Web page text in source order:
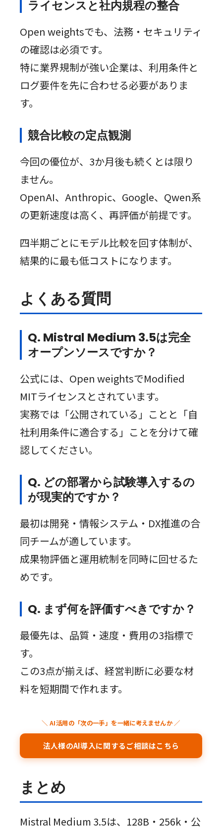
ライセンスと社内規程の整合
Open weightsでも、法務・セキュリティ
の確認は必須です。
特に業界規制が強い企業は、利用条件と
ログ要件を先に合わせる必要がありま
す。
競合比較の定点観測
今回の優位が、3か月後も続くとは限り
ません。
OpenAI、Anthropic、Google、Qwen系
の更新速度は高く、再評価が前提です。
四半期ごとにモデル比較を回す体制が、
結果的に最も低コストになります。
よくある質問
Q. Mistral Medium 3.5は完全
オープンソースですか？
公式には、Open weightsでModified
MITライセンスとされています。
実務では「公開されている」ことと「自
社利用条件に適合する」ことを分けて確
認してください。
Q. どの部署から試験導入するの
が現実的ですか？
最初は開発・情報システム・DX推進の合
同チームが適しています。
成果物評価と運用統制を同時に回せるた
めです。
Q. まず何を評価すべきですか？
最優先は、品質・速度・費用の3指標で
す。
この3点が揃えば、経営判断に必要な材
料を短期間で作れます。
＼ AI活用の「次の一手」を一緒に考えませんか ／
法人様のAI導入に関するご相談はこちら
まとめ
Mistral Medium 3.5は、128B・256k・公